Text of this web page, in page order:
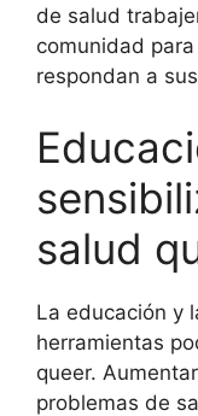
de salud
comunidad
respondan a
salud
La educación y
herramientas
queer.
problemas de